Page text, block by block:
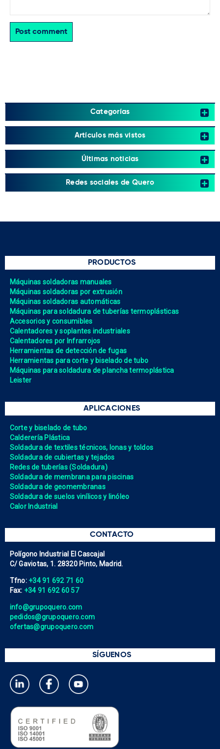
Post comment
Categorías
Artículos más vistos
Últimas noticias
Redes sociales de Quero
PRODUCTOS
Máquinas soldadoras manuales
Máquinas soldadoras por extrusión
Máquinas soldadoras automáticas
Máquinas para soldadura de tuberías termoplásticas
Accesorios y consumibles
Calentadores y soplantes industriales
Calentadores por Infrarrojos
Herramientas de detección de fugas
Herramientas para corte y biselado de tubo
Máquinas para soldadura de plancha termoplástica
Leister
APLICACIONES
Corte y biselado de tubo
Calderería Plástica
Soldadura de textiles técnicos, lonas y toldos
Soldadura de cubiertas y tejados
Redes de tuberías (Soldadura)
Soldadura de membrana para piscinas
Soldadura de geomembranas
Soldadura de suelos vinílicos y linóleo
Calor Industrial
CONTACTO
Polígono Industrial El Cascajal
C/ Gaviotas, 1. 28320 Pinto, Madrid.
Tfno: +34 91 692 71 60
Fax: +34 91 692 60 57
info@grupoquero.com
pedidos@grupoquero.com
ofertas@grupoquero.com
SÍGUENOS